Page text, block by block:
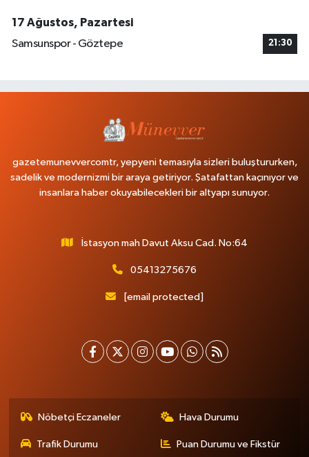
17 Ağustos, Pazartesi
Samsunspor - Göztepe
21:30
gazetemunevvercomtr, yepyeni temasıyla sizleri buluştururken,
sadelik ve modernizmi bir araya getiriyor. Şatafattan kaçınıyor ve
insanlara haber okuyabilecekleri bir altyapı sunuyor.
İstasyon mah Davut Aksu Cad. No:64
05413275676
[email protected]
Nöbetçi Eczaneler Hava Durumu
Trafik Durumu Puan Durumu ve Fikstür